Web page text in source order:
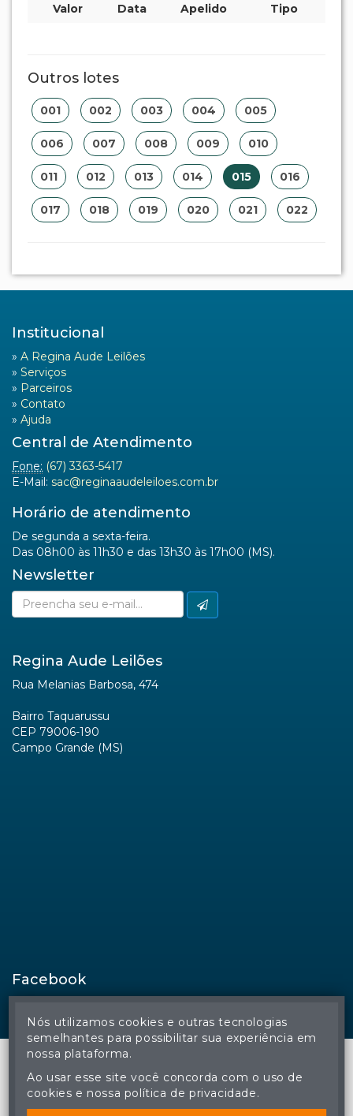
Valor Data Apelido Tipo
Outros lotes
001 002 003 004 005
006 007 008 009 010
011 012 013 014 015 016
017 018 019 020 021 022
Institucional
» A Regina Aude Leilões
» Serviços
» Parceiros
» Contato
» Ajuda
Central de Atendimento
Fone: (67) 3363-5417
E-Mail: sac@reginaaudeleiloes.com.br
Horário de atendimento
De segunda a sexta-feira.
Das 08h00 às 11h30 e das 13h30 às 17h00 (MS).
Newsletter
Regina Aude Leilões
Rua Melanias Barbosa, 474
Bairro Taquarussu
CEP 79006-190
Campo Grande (MS)
Facebook
© Regina Aude Leilões - Todos os direitos reservados
A cópia ou reprodução não autorizada do conteúdo deste site
Nós utilizamos cookies e outras tecnologias
semelhantes para possibilitar sua experiência em
nossa plataforma.
Ao usar esse site você concorda com o uso de
cookies e nossa política de privacidade.